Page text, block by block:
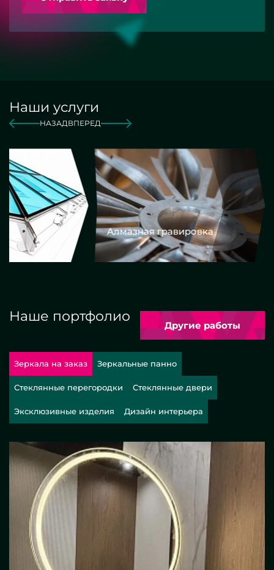
Наши услуги
НАЗАДВПЕРЕД
Алмазная гравировка
Наше портфолио
Другие работы
Зеркала на заказ Зеркальные панно
Стеклянные перегородки Стеклянные двери
Эксклюзивные изделия Дизайн интерьера